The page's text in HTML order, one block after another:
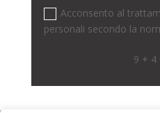
Acconsento al
personali secondo la
9 + 4